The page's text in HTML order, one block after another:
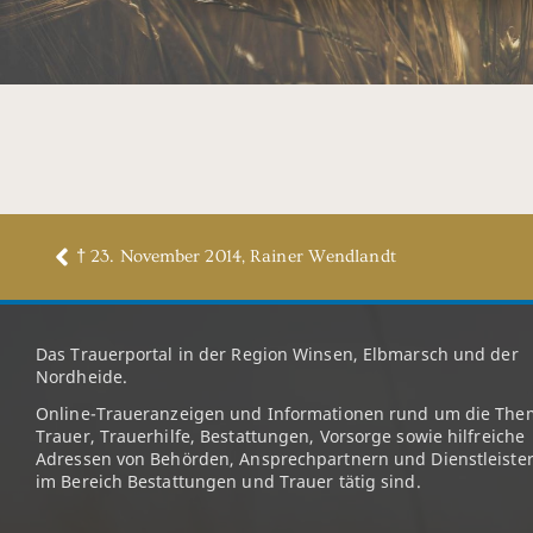
† 23. November 2014, Rainer Wendlandt
Das Trauerportal in der Region Winsen, Elbmarsch und der
Nordheide.
Online-Traueranzeigen und Informationen rund um die
Trauer, Trauerhilfe, Bestattungen, Vorsorge sowie hilfreiche
Adressen von Behörden, Ansprechpartnern und
im Bereich Bestattungen und Trauer tätig sind.